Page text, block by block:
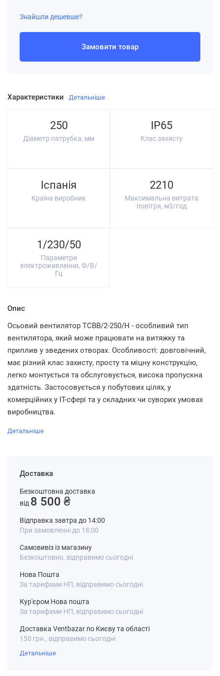
Характеристики Детальніше
250
Діаметр патрубка, мм
IP65
Клас захисту
Іспанія
Країна виробник
2210
Максимальна витрата
повітря, м3/год
1/230/50
Параметри
електроживлення, Ф/В/
Гц
Опис
Осьовий вентилятор TCBB/2-250/H - особливий тип
вентилятора, який може працювати на витяжку та
приплив у зведених отворах. Особливості: довговічний,
має різний клас захисту, просту та міцну конструкцію,
легко монтується та обслуговується, висока пропускна
здатність. Застосовується у побутових цілях, у
комерційних у IT-сфері та у складних чи суворих умовах
виробництва.
Детальніше
Доставка
Безкоштовна доставка
від 8 500 ₴
Відправка завтра до 14:00
При замовленні до 18:00
Самовивіз із магазину
Безкоштовно, відправимо сьогодні
Нова Пошта
За тарифами НП, відправимо сьогодні
Кур'єром Нова пошта
За тарифами НП, відправимо сьогодні
Доставка Ventbazar по Києву та області
150 грн., відправимо сьогодні
Детальніше
Знайшли дешевше?
Замовити товар